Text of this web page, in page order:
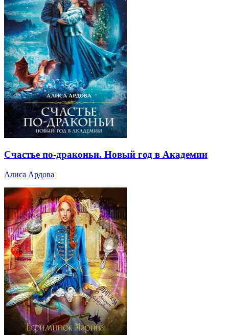
Счастье по-драконьи. Новый год в Академии
Алиса Ардова